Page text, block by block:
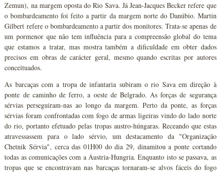
Zemun), na margem oposta do Rio Sava. Já Jean-Jacques Becker refere que
o bombardeamento foi feito a partir da margem norte do Danúbio. Martin
Gilbert refere o bombardeamento a partir dos monitores. Trata-se apenas de
um pormenor que não tem influência para a compreensão global do tema
que estamos a tratar, mas mostra também a dificuldade em obter dados
precisos em obras de carácter geral, mesmo quando escritas por autores
conceituados.
As barcaças com a tropa de infantaria subiram o rio Sava em direção à
ponte de caminho de ferro, a oeste de Belgrado. As forças de segurança
sérvias perseguiram-nas ao longo da margem. Perto da ponte, as forças
sérvias foram confrontadas com fogo de armas ligeiras vindo do lado norte
do rio, portanto efetuado pelas tropas austro-húngaras. Receando que estas
atravessassem para o lado sérvio, um destacamento da "Organização
Chetnik Sérvia", cerca das 01H00 do dia 29, dinamitou a ponte cortando
todas as comunicações com a Áustria-Hungria. Enquanto isto se passava, as
tropas que se encontravam nas barcaças tornaram-se alvos fáceis do fogo